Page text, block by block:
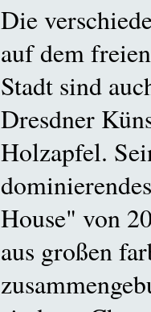
Die
auf dem
Stadt sind
Dresdner
Holzapfel.
House" von
aus großen